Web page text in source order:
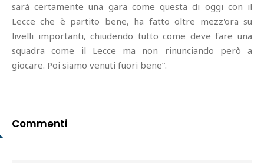
sarà certamente una gara come questa di oggi con il
Lecce che è partito bene, ha fatto oltre mezz'ora su
livelli importanti, chiudendo tutto come deve fare una
squadra come il Lecce ma non rinunciando però a
giocare. Poi siamo venuti fuori bene”.
Commenti